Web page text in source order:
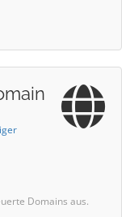
Domains aus.